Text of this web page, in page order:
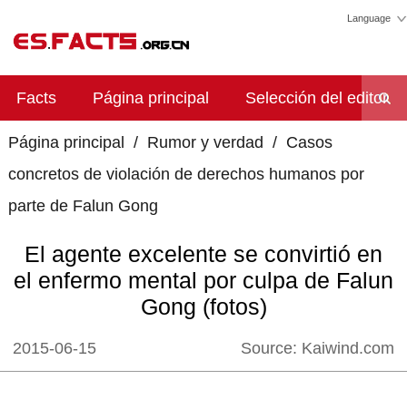
Language
Facts Página principal Selección del editor
Página principal / Rumor y verdad / Casos
concretos de violación de derechos humanos por
parte de Falun Gong
El agente excelente se convirtió en
el enfermo mental por culpa de Falun
Gong (fotos)
2015-06-15 Source: Kaiwind.com